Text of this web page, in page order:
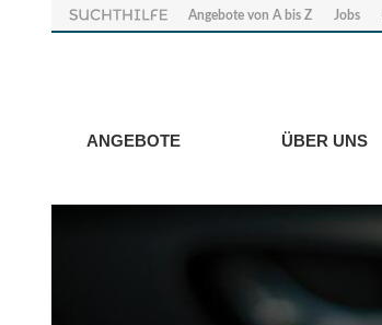
Angebote von A bis Z Jobs
ANGEBOTE ÜBER UNS